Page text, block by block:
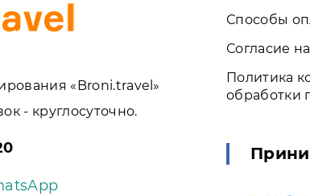
«Broni.travel»
- круглосуточно.
Способы
Согласие
Политика
обработки